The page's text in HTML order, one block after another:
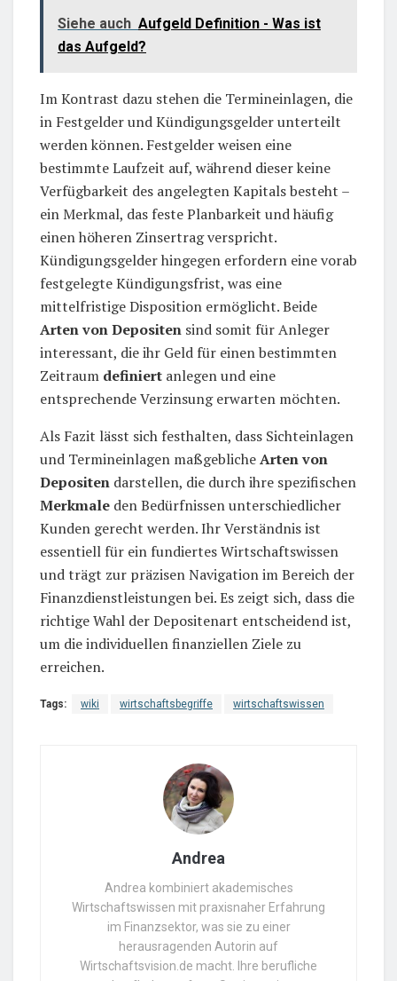
Siehe auch Aufgeld Definition - Was ist
das Aufgeld?
Im Kontrast dazu stehen die Termineinlagen, die
in Festgelder und Kündigungsgelder unterteilt
werden können. Festgelder weisen eine
bestimmte Laufzeit auf, während dieser keine
Verfügbarkeit des angelegten Kapitals besteht –
ein Merkmal, das feste Planbarkeit und häufig
einen höheren Zinsertrag verspricht.
Kündigungsgelder hingegen erfordern eine vorab
festgelegte Kündigungsfrist, was eine
mittelfristige Disposition ermöglicht. Beide
Arten von Depositen sind somit für Anleger
interessant, die ihr Geld für einen bestimmten
Zeitraum definiert anlegen und eine
entsprechende Verzinsung erwarten möchten.
Als Fazit lässt sich festhalten, dass Sichteinlagen
und Termineinlagen maßgeblicheArten von
Depositen darstellen, die durch ihre spezifischen
Merkmale den Bedürfnissen unterschiedlicher
Kunden gerecht werden. Ihr Verständnis ist
essentiell für ein fundiertes Wirtschaftswissen
und trägt zur präzisen Navigation im Bereich der
Finanzdienstleistungen bei. Es zeigt sich, dass die
richtige Wahl der Depositenart entscheidend ist,
um die individuellen finanziellen Ziele zu
erreichen.
Tags: wiki wirtschaftsbegriffe wirtschaftswissen
Andrea
Andrea kombiniert akademisches
Wirtschaftswissen mit praxisnaher Erfahrung
im Finanzsektor, was sie zu einer
herausragenden Autorin auf
Wirtschaftsvision.de macht. Ihre berufliche